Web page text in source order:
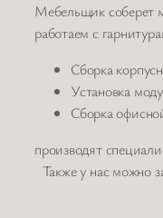
Мебельщик соберет
работаем с
Сборка
Установка
Сборка
производят
Также у нас можно